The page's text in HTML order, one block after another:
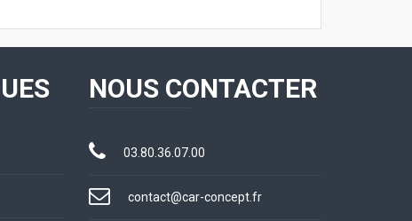
NOUS CONTACTER
03.80.36.07.00
contact@car-concept.fr